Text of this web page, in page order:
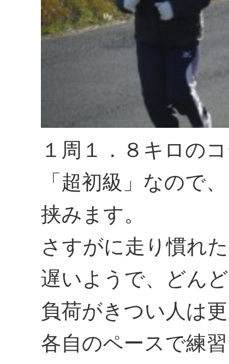
１周１．８キロの
「超初級」なので
挟みます。
さすがに走り慣れ
遅いようで、どん
負荷がきつい人は
各自のペースで練